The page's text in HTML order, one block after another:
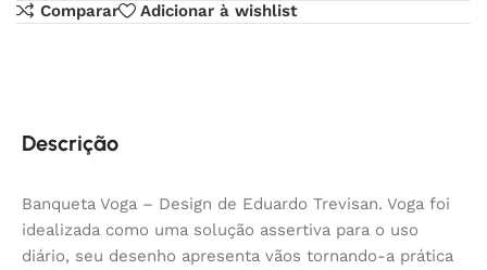
Comparar Adicionar à wishlist
Descrição
Banqueta Voga – Design de Eduardo Trevisan. Voga foi
idealizada como uma solução assertiva para o uso
diário, seu desenho apresenta vãos tornando-a prática